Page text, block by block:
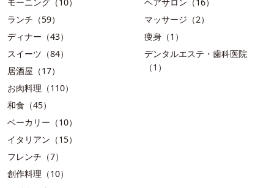
ランチ（59）
ディナー（43）
スイーツ（84）
居酒屋（17）
お肉料理（110）
和食（45）
ベーカリー（10）
イタリアン（15）
フレンチ（7）
創作料理（10）
マッサージ（2）
痩身（1）
デンタルエステ・歯科医院
（1）